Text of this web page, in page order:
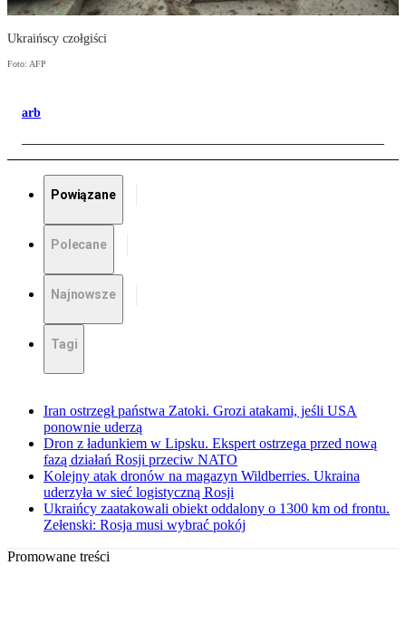
Ukraińscy czołgiści
Foto: AFP
arb
Powiązane
Polecane
Najnowsze
Tagi
Iran ostrzegł państwa Zatoki. Grozi atakami, jeśli USA
ponownie uderzą
Dron z ładunkiem w Lipsku. Ekspert ostrzega przed nową
fazą działań Rosji przeciw NATO
Kolejny atak dronów na magazyn Wildberries. Ukraina
uderzyła w sieć logistyczną Rosji
Ukraińcy zaatakowali obiekt oddalony o 1300 km od frontu.
Zełenski: Rosja musi wybrać pokój
Promowane treści